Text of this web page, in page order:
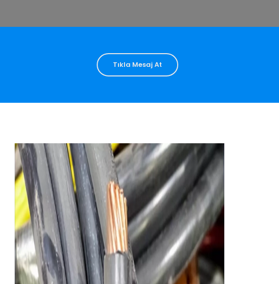
Tıkla Mesaj At